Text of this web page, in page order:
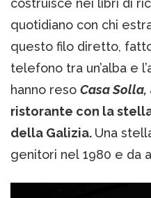
costruisce nei libri di
quotidiano con chi
questo filo diretto,
telefono tra un’alba e
hanno reso Casa Solla,
ristorante con la
della Galizia. Una
genitori nel 1980 e da